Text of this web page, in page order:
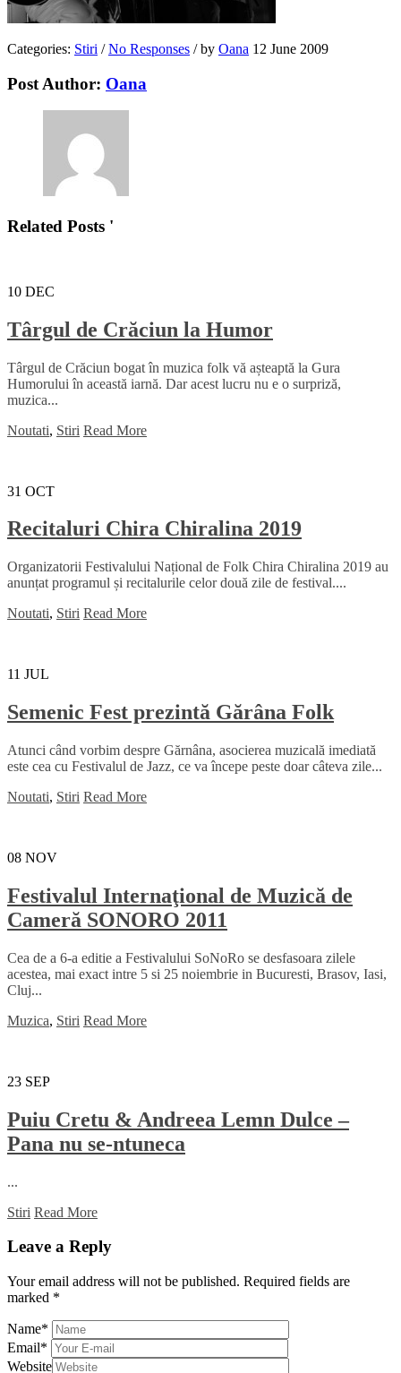
Categories: Stiri / No Responses /by Oana 12 June 2009
Post Author: Oana
Related Posts '
10 DEC
Târgul de Crăciun la Humor
Târgul de Crăciun bogat în muzica folk vă așteaptă la Gura
Humorului în această iarnă. Dar acest lucru nu e o surpriză,
muzica...
Noutati, Stiri Read More
31 OCT
Recitaluri Chira Chiralina 2019
Organizatorii Festivalului Național de Folk Chira Chiralina 2019 au
anunțat programul și recitalurile celor două zile de festival....
Noutati, Stiri Read More
11 JUL
Semenic Fest prezintă Gărâna Folk
Atunci când vorbim despre Gărnâna, asocierea muzicală imediată
este cea cu Festivalul de Jazz, ce va începe peste doar câteva zile...
Noutati, Stiri Read More
08 NOV
Festivalul Internaţional de Muzică de
Cameră SONORO 2011
Cea de a 6-a editie a Festivalului SoNoRo se desfasoara zilele
acestea, mai exact intre 5 si 25 noiembrie in Bucuresti, Brasov, Iasi,
Cluj...
Muzica, Stiri Read More
23 SEP
Puiu Cretu & Andreea Lemn Dulce –
Pana nu se-ntuneca
...
Stiri Read More
Leave a Reply
Your email address will not be published. Required fields are
marked *
Name*
Email*
Website